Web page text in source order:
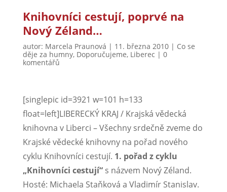
Knihovníci cestují, poprvé na
Nový Zéland…
autor: Marcela Praunová | 11. března 2010| Co se
děje za humny, Doporučujeme, Liberec | 0
komentářů
[singlepic id=3921 w=101 h=133
float=left]LIBERECKÝ KRAJ / Krajská vědecká
knihovna v Liberci – Všechny srdečně zveme do
Krajské vědecké knihovny na pořad nového
cyklu Knihovníci cestují. 1. pořad z cyklu
„Knihovníci cestují“s názvem Nový Zéland.
Hosté: Michaela Staňková a Vladimír Stanislav.